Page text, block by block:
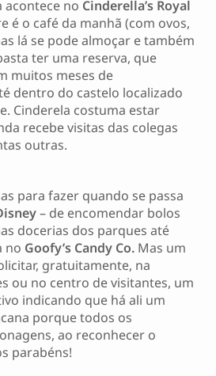
acontece no Cinderella’s Royal
é o café da manhã (com ovos,
lá se pode almoçar e também
ter uma reserva, que
muitos meses de
dentro do castelo localizado
Cinderela costuma estar
recebe visitas das colegas
outras.
para fazer quando se passa
– de encomendar bolos
docerias dos parques até
no Goofy’s Candy Co.Mas um
gratuitamente, na
ou no centro de visitantes, um
indicando que há ali um
porque todos os
ao reconhecer o
parabéns!